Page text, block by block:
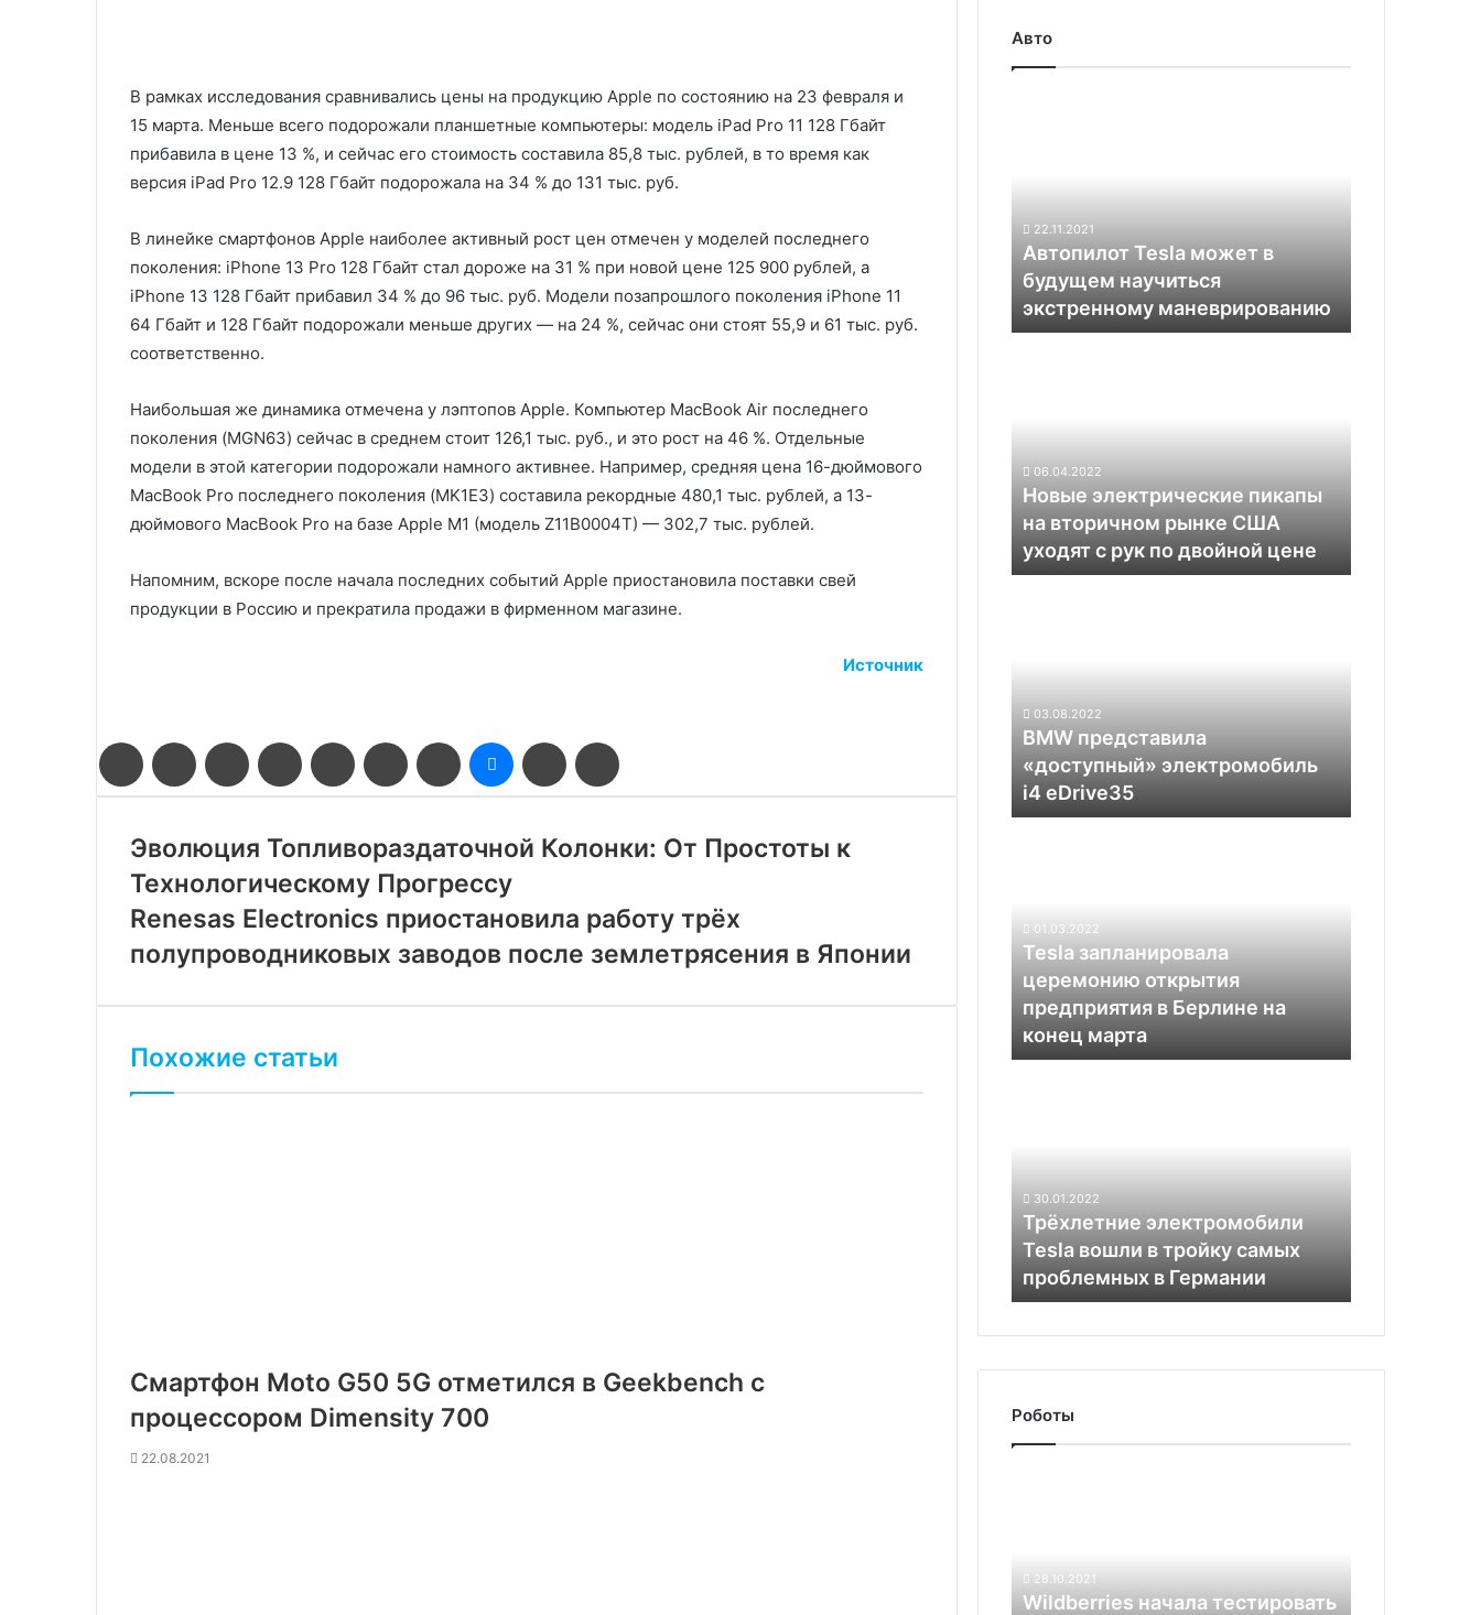
В рамках исследования сравнивались цены на продукцию Apple по состоянию на 23 февраля и
15 марта. Меньше всего подорожали планшетные компьютеры: модель iPad Pro 11 128 Гбайт
прибавила в цене 13 %, и сейчас его стоимость составила 85,8 тыс. рублей, в то время как
версия iPad Pro 12.9 128 Гбайт подорожала на 34 % до 131 тыс. руб.
В линейке смартфонов Apple наиболее активный рост цен отмечен у моделей последнего
поколения: iPhone 13 Pro 128 Гбайт стал дороже на 31 % при новой цене 125 900 рублей, а
iPhone 13 128 Гбайт прибавил 34 % до 96 тыс. руб. Модели позапрошлого поколения iPhone 11
64 Гбайт и 128 Гбайт подорожали меньше других — на 24 %, сейчас они стоят 55,9 и 61 тыс. руб.
соответственно.
Наибольшая же динамика отмечена у лэптопов Apple. Компьютер MacBook Air последнего
поколения (MGN63) сейчас в среднем стоит 126,1 тыс. руб., и это рост на 46 %. Отдельные
модели в этой категории подорожали намного активнее. Например, средняя цена 16-дюймового
MacBook Pro последнего поколения (MK1E3) составила рекордные 480,1 тыс. рублей, а 13-
дюймового MacBook Pro на базе Apple M1 (модель Z11B0004T) — 302,7 тыс. рублей.
Напомним, вскоре после начала последних событий Apple приостановила поставки свей
продукции в Россию и прекратила продажи в фирменном магазине.
Источник
FacebookTwitter LinkedIn Pinterest Reddit ВконтактеОдноклассники
MessengerПоделиться
через
электронную
Эволюция Топливораздаточной Колонки: От Простоты к
Технологическому Прогрессу
Renesas Electronics приостановила работу трёх
полупроводниковых заводов после землетрясения в Японии
Похожие статьи
Смартфон Moto G50 5G отметился в Geekbench с
процессором Dimensity 700
22.08.2021
Авто
экстренному
маневрированию
22.11.2021
Автопилот Tesla может в
будущем научиться
экстренному маневрированию
США
уходят
рук
по
06.04.2022
Новые электрические пикапы
на вторичном рынке США
уходят с рук по двойной цене
03.08.2022
BMW представила
«доступный» электромобиль
i4 eDrive35
на
конец
марта
01.03.2022
Tesla запланировала
церемонию открытия
предприятия в Берлине на
конец марта
самых
проблемных
Германии
30.01.2022
Трёхлетние электромобили
Tesla вошли в тройку самых
проблемных в Германии
Роботы
доставки
28.10.2021
Wildberries начала тестировать